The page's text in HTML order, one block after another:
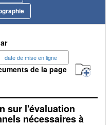
date de mise en ligne
de la page
sur l'évaluation
nécessaires à